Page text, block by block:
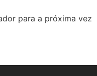
para a próxima vez